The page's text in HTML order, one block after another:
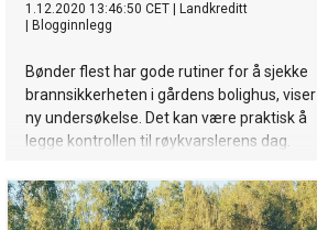
1.12.2020 13:46:50 CET
Landkreditt
Blogginnlegg
Bønder flest har gode rutiner for å sjekke
brannsikkerheten i gårdens bolighus, viser
ny undersøkelse. Det kan være praktisk å
legge kontrollen til røykvarslerens dag.